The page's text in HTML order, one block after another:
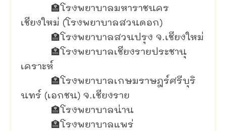
🏣 โรงพยาบาลมหาราชนคร
เชียงใหม่ (โรงพยาบาลสวนดอก)
🏣 โรงพยาบาลสวนปรุง จ.เชียงใหม่
🏣 โรงพยาบาลเชียงรายประชานุ
เคราะห์
🏣 โรงพยาบาลเกษมราษฎร์ศรีบุริ
นทร์ (เอกชน) จ.เชียงราย
🏣 โรงพยาบาลน่าน
🏣 โรงพยาบาลแพร่